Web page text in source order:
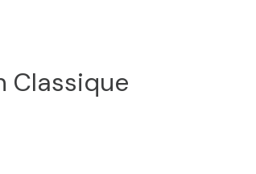
Classique